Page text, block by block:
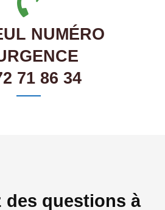
NUMÉRO
71 86 34
des questions à